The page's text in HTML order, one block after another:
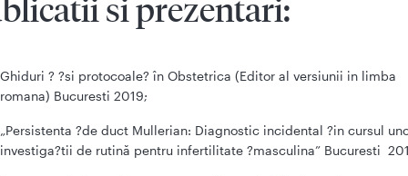
si prezentari:
Ghiduri ? ?si protocoale? în Obstetrica (Editor al versiunii in limba
romana) Bucuresti 2019;
„Persistenta ?de duct Mullerian: Diagnostic incidental ?in cursul
investiga?tii de rutină pentru infertilitate ?masculina” Bucuresti